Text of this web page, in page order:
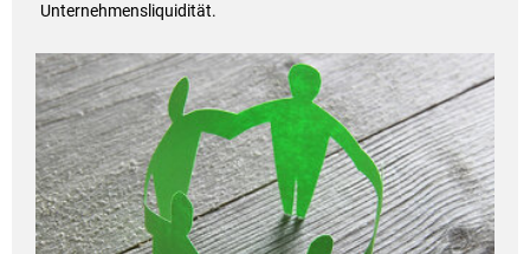
Unternehmensliquidität.